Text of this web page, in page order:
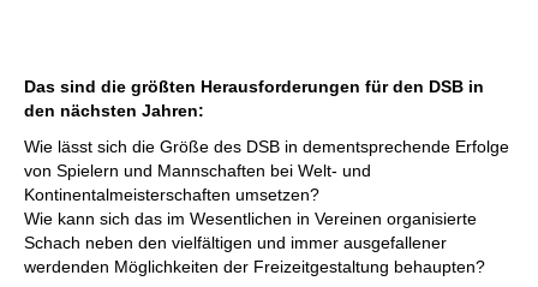
Das sind die größten Herausforderungen für den DSB in
den nächsten Jahren:
Wie lässt sich die Größe des DSB in dementsprechende Erfolge
von Spielern und Mannschaften bei Welt- und
Kontinentalmeisterschaften umsetzen?
Wie kann sich das im Wesentlichen in Vereinen organisierte
Schach neben den vielfältigen und immer ausgefallener
werdenden Möglichkeiten der Freizeitgestaltung behaupten?